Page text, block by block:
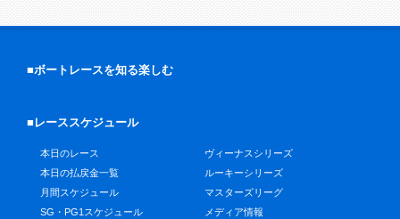
■ボートレースを知る楽しむ
■レーススケジュール
本日のレース
本日の払戻金一覧
月間スケジュール
SG・PG1スケジュール
ヴィーナスシリーズ
ルーキーシリーズ
マスターズリーグ
メディア情報